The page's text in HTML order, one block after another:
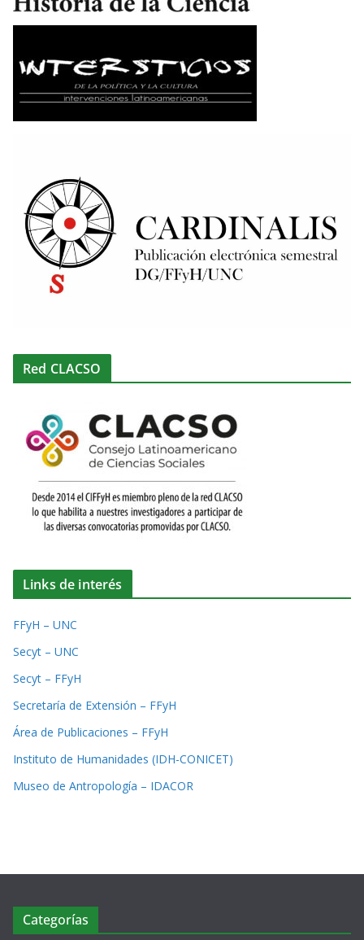
Red CLACSO
Links de interés
FFyH – UNC
Secyt – UNC
Secyt – FFyH
Secretaría de Extensión – FFyH
Área de Publicaciones – FFyH
Instituto de Humanidades (IDH-CONICET)
Museo de Antropología – IDACOR
Categorías